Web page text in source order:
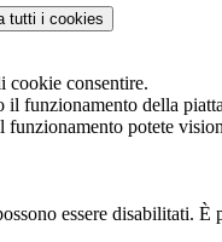
tutti i cookies
cookie consentire.
il funzionamento della
funzionamento potete
essere disabilitati.